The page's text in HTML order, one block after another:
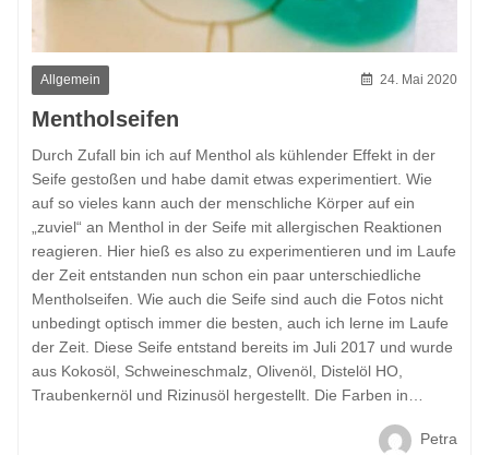
Allgemein 24. Mai 2020
Mentholseifen
Durch Zufall bin ich auf Menthol als kühlender Effekt in der
Seife gestoßen und habe damit etwas experimentiert. Wie
auf so vieles kann auch der menschliche Körper auf ein
„zuviel“ an Menthol in der Seife mit allergischen Reaktionen
reagieren. Hier hieß es also zu experimentieren und im Laufe
der Zeit entstanden nun schon ein paar unterschiedliche
Mentholseifen. Wie auch die Seife sind auch die Fotos nicht
unbedingt optisch immer die besten, auch ich lerne im Laufe
der Zeit. Diese Seife entstand bereits im Juli 2017 und wurde
aus Kokosöl, Schweineschmalz, Olivenöl, Distelöl HO,
Traubenkernöl und Rizinusöl hergestellt. Die Farben in…
Petra